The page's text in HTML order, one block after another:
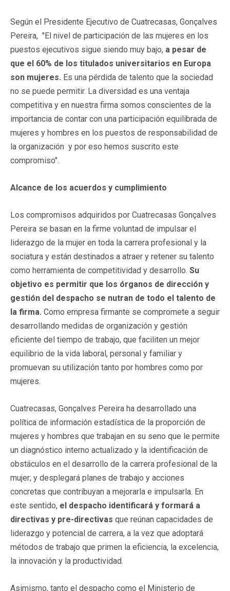
Según el Presidente Ejecutivo de Cuatrecasas, Gonçalves
Pereira, "El nivel de participación de las mujeres en los
puestos ejecutivos sigue siendo muy bajo, a pesar de
que el 60% de los titulados universitarios en Europa
son mujeres. Es una pérdida de talento que la sociedad
no se puede permitir. La diversidad es una ventaja
competitiva y en nuestra firma somos conscientes de la
importancia de contar con una participación equilibrada de
mujeres y hombres en los puestos de responsabilidad de
la organización y por eso hemos suscrito este
compromiso".
Alcance de los acuerdos y cumplimiento
Los compromisos adquiridos por Cuatrecasas Gonçalves
Pereira se basan en la firme voluntad de impulsar el
liderazgo de la mujer en toda la carrera profesional y la
sociatura y están destinados a atraer y retener su talento
como herramienta de competitividad y desarrollo. Su
objetivo es permitir que los órganos de dirección y
gestión del despacho se nutran de todo el talento de
la firma. Como empresa firmante se compromete a seguir
desarrollando medidas de organización y gestión
eficiente del tiempo de trabajo, que faciliten un mejor
equilibrio de la vida laboral, personal y familiar y
promuevan su utilización tanto por hombres como por
mujeres.
Cuatrecasas, Gonçalves Pereira ha desarrollado una
política de información estadística de la proporción de
mujeres y hombres que trabajan en su seno que le permite
un diagnóstico interno actualizado y la identificación de
obstáculos en el desarrollo de la carrera profesional de la
mujer; y desplegará planes de trabajo y acciones
concretas que contribuyan a mejorarla e impulsarla. En
este sentido, el despacho identificará y formará a
directivas y pre-directivas que reúnan capacidades de
liderazgo y potencial de carrera, a la vez que adoptará
métodos de trabajo que primen la eficiencia, la excelencia,
la innovación y la productividad.
Asimismo, tanto el despacho como el Ministerio de